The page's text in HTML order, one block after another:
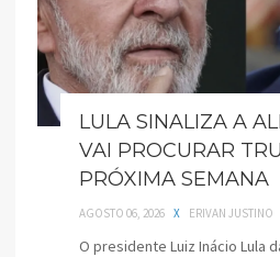
LULA SINALIZA A
VAI PROCURAR
PRÓXIMA SEMANA
AGOSTO 06, 2026 X ERIVAN JUSTINO
O presidente Luiz Inácio Lula